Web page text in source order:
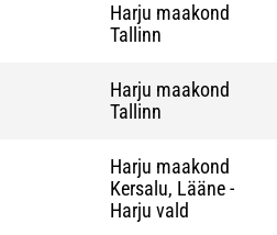
Harju maakond
Tallinn
Harju maakond
Tallinn
Harju maakond
Kersalu, Lääne -
Harju vald